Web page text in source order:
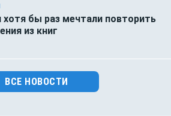
хотя бы раз мечтали повторить
из книг
ВСЕ НОВОСТИ